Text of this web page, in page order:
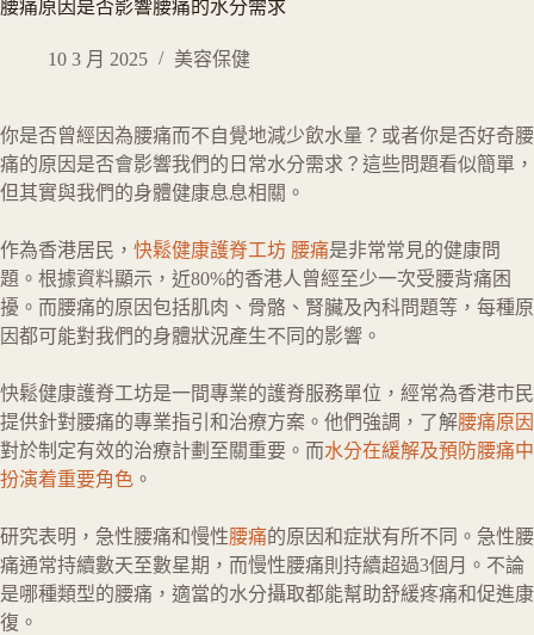
腰痛原因是否影響腰痛的水分需求
10 3 月 2025 美容保健
你是否曾經因為腰痛而不自覺地減少飲水量？或者你是否好奇腰
痛的原因是否會影響我們的日常水分需求？這些問題看似簡單，
但其實與我們的身體健康息息相關。
作為香港居民， 快鬆健康護脊工坊 腰痛是非常常見的健康問
題。根據資料顯示，近80%的香港人曾經至少一次受腰背痛困
擾。而腰痛的原因包括肌肉、骨骼、腎臟及內科問題等，每種原
因都可能對我們的身體狀況產生不同的影響。
快鬆健康護脊工坊是一間專業的護脊服務單位，經常為香港市民
提供針對腰痛的專業指引和治療方案。他們強調，了解腰痛原因
對於制定有效的治療計劃至關重要。而水分在緩解及預防腰痛中
扮演着重要角色 。
研究表明，急性腰痛和慢性腰痛的原因和症狀有所不同。急性腰
痛通常持續數天至數星期，而慢性腰痛則持續超過3個月。不論
是哪種類型的腰痛，適當的水分攝取都能幫助舒緩疼痛和促進康
復。